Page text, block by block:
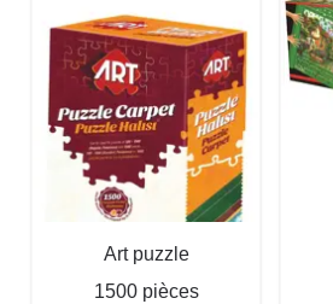
Art puzzle
1500 pièces